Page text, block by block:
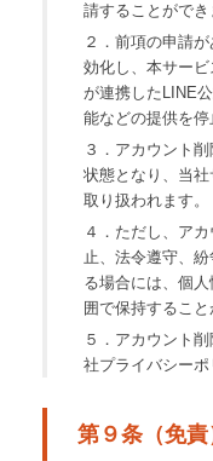
請することができ
２．前項の申請
効化し、本サー
が連携したLINE
能などの提供を停
３．アカウント
状態となり、当
取り扱われます。
４．ただし、ア
止、法令遵守、
る場合には、個
囲で保持すること
５．アカウント
社プライバシーポ
第９条（免責